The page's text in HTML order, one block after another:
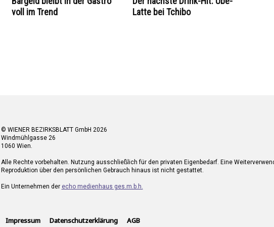
voll im Trend
Latte bei Tchibo
© WIENER BEZIRKSBLATT GmbH 2026
Windmühlgasse 26
1060 Wien.
Alle Rechte vorbehalten. Nutzung ausschließlich für den privaten Eigenbedarf. Eine
Reproduktion über den persönlichen Gebrauch hinaus ist nicht gestattet.
Ein Unternehmen der echo medienhaus ges.m.b.h.
Impressum Datenschutzerklärung AGB